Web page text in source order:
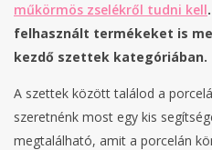
műkörmös zselékről tudni kell
felhasznált termékeket is
kezdő szettek kategóriában.
A szettek között találod a
szeretnénk most egy kis
megtalálható, amit a porcelán